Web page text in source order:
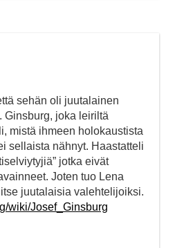
sehän oli juutalainen
Ginsburg, joka leiriltä
mistä ihmeen holokaustista
sellaista nähnyt. Haastatteli
jotka eivät
Joten tuo Lena
juutalaisia valehtelijoiksi.
wiki/Josef_Ginsburg